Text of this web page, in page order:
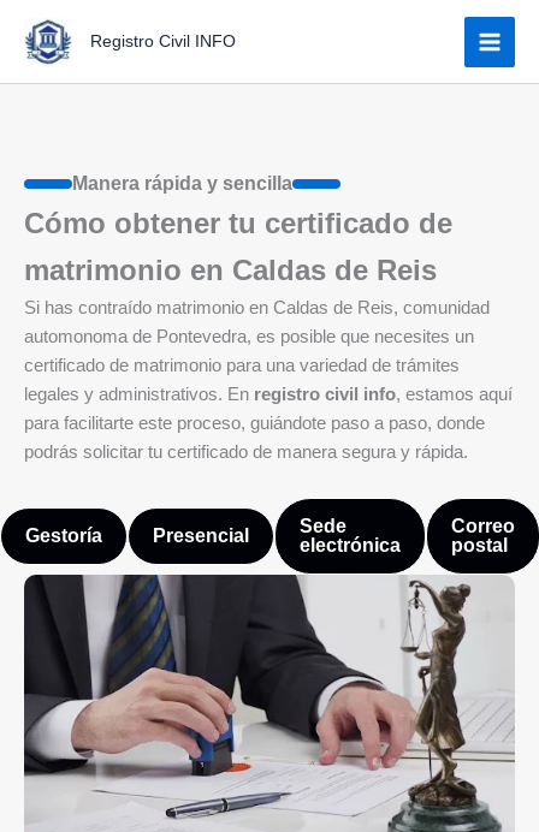
contenido
Registro Civil INFO
Manera rápida y sencilla
Cómo obtener tu certificado de
matrimonio en Caldas de Reis
Si has contraído matrimonio en Caldas de Reis, comunidad
automonoma de Pontevedra, es posible que necesites un
certificado de matrimonio para una variedad de trámites
legales y administrativos. En registro civil info, estamos aquí
para facilitarte este proceso, guiándote paso a paso, donde
podrás solicitar tu certificado de manera segura y rápida.
Gestoría Presencial
Sede
electrónica
Correo
postal